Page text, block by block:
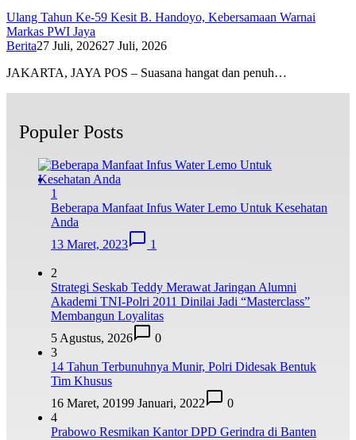
Ulang Tahun Ke-59 Kesit B. Handoyo, Kebersamaan Warnai
Markas PWI Jaya
Berita27 Juli, 202627 Juli, 2026
JAKARTA, JAYA POS – Suasana hangat dan penuh…
Populer Posts
1
Beberapa Manfaat Infus Water Lemo Untuk Kesehatan
Anda
13 Maret, 2023
1
2
Strategi Seskab Teddy Merawat Jaringan Alumni
Akademi TNI-Polri 2011 Dinilai Jadi “Masterclass”
Membangun Loyalitas
5 Agustus, 2026
0
3
14 Tahun Terbunuhnya Munir, Polri Didesak Bentuk
Tim Khusus
16 Maret, 20199 Januari, 2022
0
4
Prabowo Resmikan Kantor DPD Gerindra di Banten